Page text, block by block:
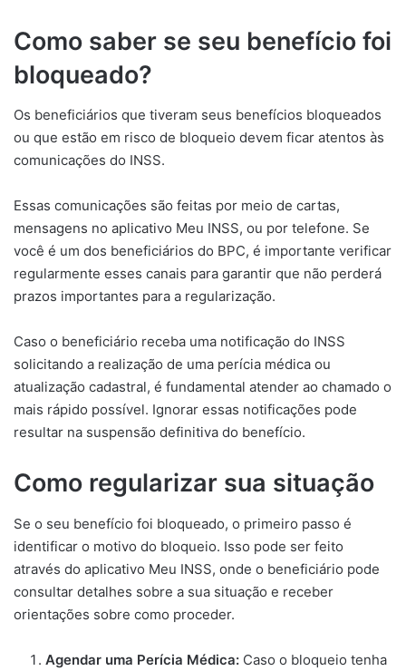
Como saber se seu benefício foi
bloqueado?
Os beneficiários que tiveram seus benefícios bloqueados
ou que estão em risco de bloqueio devem ficar atentos às
comunicações do INSS.
Essas comunicações são feitas por meio de cartas,
mensagens no aplicativo Meu INSS, ou por telefone. Se
você é um dos beneficiários do BPC, é importante verificar
regularmente esses canais para garantir que não perderá
prazos importantes para a regularização.
Caso o beneficiário receba uma notificação do INSS
solicitando a realização de uma perícia médica ou
atualização cadastral, é fundamental atender ao chamado o
mais rápido possível. Ignorar essas notificações pode
resultar na suspensão definitiva do benefício.
Como regularizar sua situação
Se o seu benefício foi bloqueado, o primeiro passo é
identificar o motivo do bloqueio. Isso pode ser feito
através do aplicativo Meu INSS, onde o beneficiário pode
consultar detalhes sobre a sua situação e receber
orientações sobre como proceder.
Agendar uma Perícia Médica: Caso o bloqueio tenha